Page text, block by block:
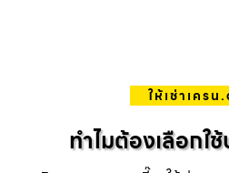
ให้เช่าเครน
ทำไมต้องเลือกใ